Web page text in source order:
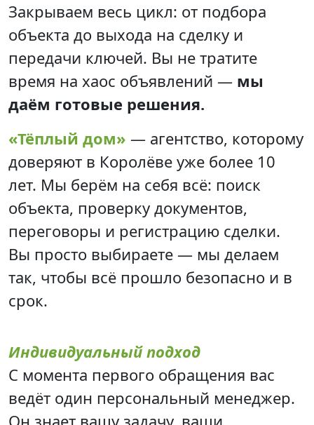
Закрываем весь цикл: от подбора
объекта до выхода на сделку и
передачи ключей. Вы не тратите
время на хаос объявлений — мы
даём готовые решения.
«Тёплый дом» — агентство, которому
доверяют в Королёве уже более 10
лет. Мы берём на себя всё: поиск
объекта, проверку документов,
переговоры и регистрацию сделки.
Вы просто выбираете — мы делаем
так, чтобы всё прошло безопасно и в
срок.
Индивидуальный подход
С момента первого обращения вас
ведёт один персональный менеджер.
Он знает вашу задачу, ваши